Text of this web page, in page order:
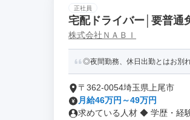
正社員
宅配ドライバー│要普通
株式会社ＮＡＢＩ
◎夜間勤務、休日出勤とはお別
〒362-0054埼玉県上尾市
月給46万円～49万円
求めている人材 ◆ 学歴・経